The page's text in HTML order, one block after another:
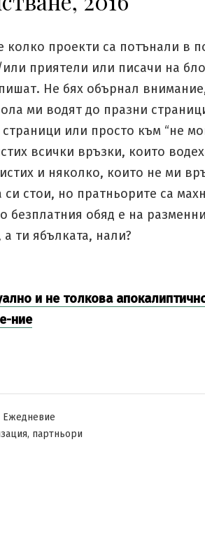
проекти са потънали в
приятели или писачи на
Не бях обърнал
ми водят до празни
или просто към “не
всички връзки, които
и няколко, които не ми
си стои, но пратньорите са
безплатния обяд е на
ти ябълката, нали?
и не толкова
ние
Posted
in
Ежедневие
, партньори